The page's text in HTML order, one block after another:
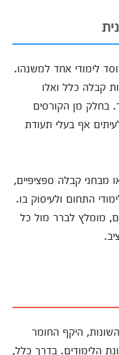
לימודי אחד למשנהו.
קבלה כלל ואלו
בחלק מן הקורסים
בני 18 ומעלה ולעיתים אף בעלי תעודת
מבחני קבלה ספציפיים,
התחום ולעיסוק בו.
מומלץ לברר מול כל
היקף החומר
הלימודים. בדרך כלל,